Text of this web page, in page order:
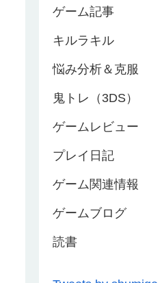
ゲーム記事
キルラキル
悩み分析＆克服
鬼トレ（3DS）
ゲームレビュー
プレイ日記
ゲーム関連情報
ゲームブログ
読書